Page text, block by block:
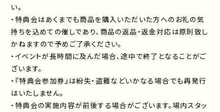
い。
・特典会はあくまでも商品を購入いただいた方へのお礼の気
持ちを込めての催しであり、商品の返品・返金対応は原則致し
かねますので予めご了承ください。
・イベントが長時間に及んだ場合、途中で終了となることがご
ざいます。
・『特典会参加券』は紛失・盗難などいかなる場合でも再発行
はいたしません。
・特典会の実施内容が前後する場合がございます。場内スタッ